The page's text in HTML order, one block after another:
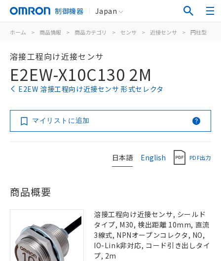
制御機器 Japan
ホーム > 商品情報 > 商品カテゴリ > センサ > 近接センサ > 円柱型
溶接工程向け近接センサ
E2EW-X10C130 2M
E2EW 溶接工程向け近接センサ 形式セレクタ
マイリストに追加
日本語 English PDF出力
商品概要
溶接工程向け近接センサ, シールド
タイプ, M30, 検出距離 10mm, 直流
3線式, NPNオープンコレクタ, NO,
IO-Link非対応, コード引き出しタイ
プ, 2m